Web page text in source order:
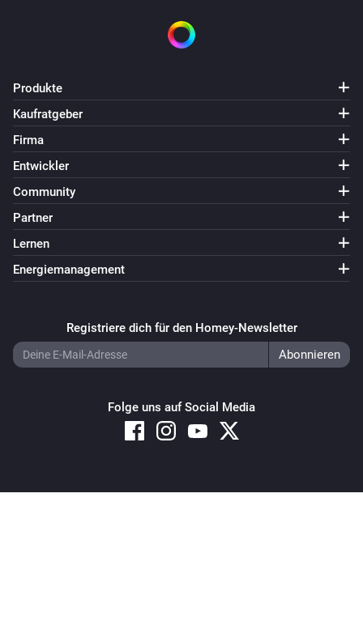
Produkte
Kaufratgeber
Firma
Entwickler
Community
Partner
Lernen
Energiemanagement
Registriere dich für den Homey-Newsletter
Folge uns auf Social Media